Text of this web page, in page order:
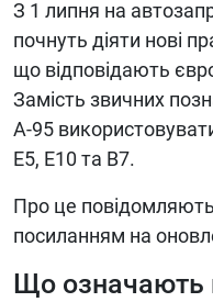
З 1 липня на
почнуть діяти нові
що відповідають
Замість звичних
А-95
E5, E10 та B7.
Про це повідомляють
посиланням на
Що означають